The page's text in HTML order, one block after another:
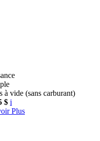
à vide (sans carburant)
$ i
Plus